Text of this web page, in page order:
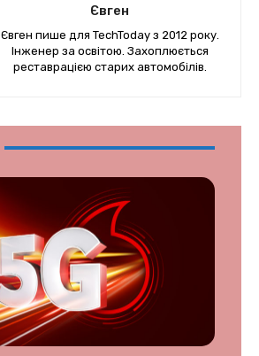
Євген
Євген пише для TechToday з 2012 року.
Інженер за освітою. Захоплюється
реставрацією старих автомобілів.